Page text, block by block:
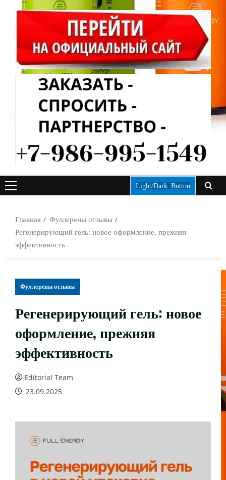
ОСНОВНОЕ
Light/Dark Button
Главная
Фуллерены отзывы
Регенерирующий гель: новое оформление, прежняя
эффективность
Фуллерены отзывы
Регенерирующий гель: новое
оформление, прежняя
эффективность
Editorial Team
23.09.2025